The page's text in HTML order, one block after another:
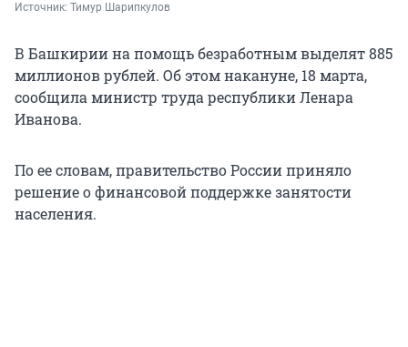
Источник: Тимур Шарипкулов
В Башкирии на помощь безработным выделят 885
миллионов рублей. Об этом накануне, 18 марта,
сообщила министр труда республики Ленара
Иванова.
По ее словам, правительство России приняло
решение о финансовой поддержке занятости
населения.